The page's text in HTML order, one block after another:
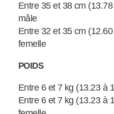
Entre 35 et 38 cm
mâle
Entre 32 et 35 cm
femelle
POIDS
Entre 6 et 7 kg (13.23 à
Entre 6 et 7 kg (13.23 à